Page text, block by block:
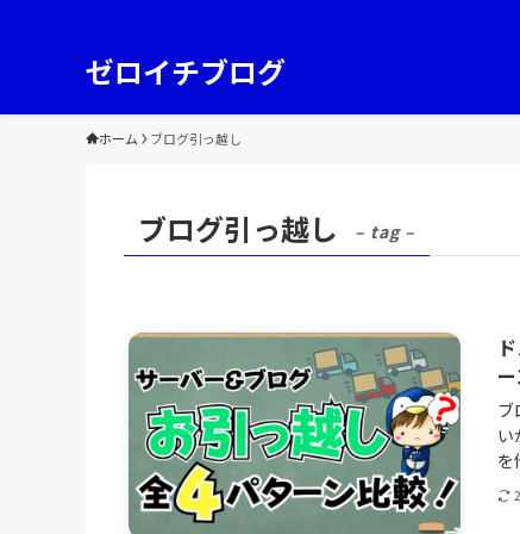
ゼロイチブログ
ホーム ブログ引っ越し
ブログ引っ越し – tag –
ブ
い
を